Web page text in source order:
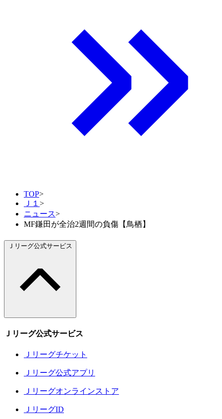
TOP>
Ｊ１ >
ニュース>
MF鎌田が全治2週間の負傷【鳥栖】
Ｊリーグ公式サービス
Ｊリーグ公式サービス
Ｊリーグチケット
Ｊリーグ公式アプリ
Ｊリーグオンラインストア
ＪリーグID